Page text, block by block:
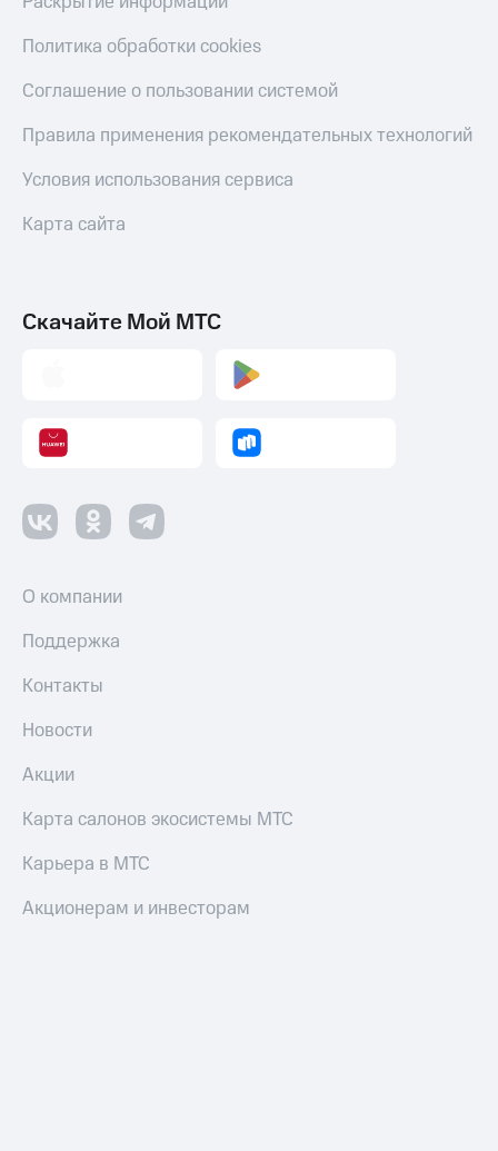
Политика обработки cookies
Соглашение о пользовании системой
Правила применения рекомендательных технологий
Условия использования сервиса
Карта сайта
Скачайте Мой МТС
О компании
Поддержка
Контакты
Новости
Акции
Карта салонов экосистемы МТС
Карьера в МТС
Акционерам и инвесторам